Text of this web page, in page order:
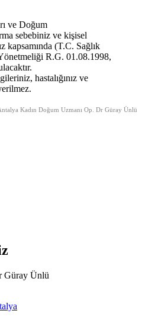
ve Doğum
sebebiniz ve kişisel
kapsamında (T.C. Sağlık
R.G. 01.08.1998,
hastalığınız ve
Kadın Doğum Uzmanı Op. Dr Güray Ünlü
Güray Ünlü